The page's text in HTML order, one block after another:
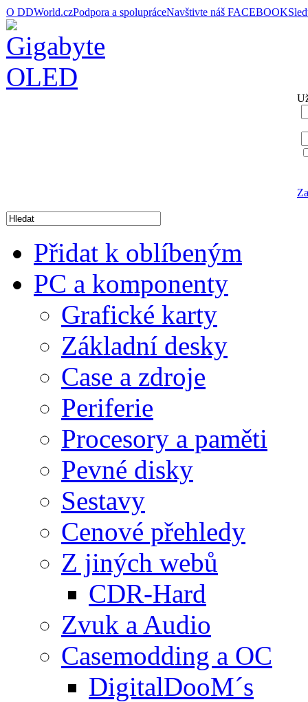
O DDWorld.czPodpora a spolupráceNavštivte náš FACEBOOK
Přidat k oblíbeným
PC a komponenty
Grafické karty
Základní desky
Case a zdroje
Periferie
Procesory a paměti
Pevné disky
Sestavy
Cenové přehledy
Z jiných webů
CDR-Hard
Zvuk a Audio
Casemodding a OC
DigitalDooM´s